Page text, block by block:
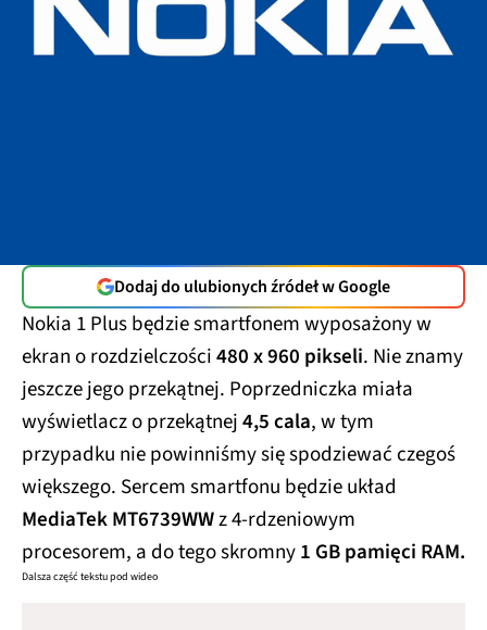
Dodaj do ulubionych źródeł w Google
Nokia 1 Plus będzie smartfonem wyposażony w
ekran o rozdzielczości480 x 960 pikseli. Nie znamy
jeszcze jego przekątnej. Poprzedniczka miała
wyświetlacz o przekątnej4,5 cala, w tym
przypadku nie powinniśmy się spodziewać czegoś
większego. Sercem smartfonu będzie układ
MediaTek MT6739WWz 4-rdzeniowym
procesorem, a do tego skromny1 GB pamięci RAM.
Dalsza część tekstu pod wideo